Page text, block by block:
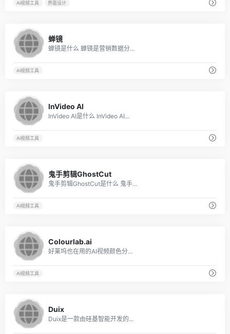
AI视频工具 界面设计
蝉镜
蝉镜是什么 蝉镜是营销数据分...
AI视频工具
InVideo AI
InVideo AI是什么 InVideo AI...
AI视频工具
鬼手剪辑GhostCut
鬼手剪辑GhostCut是什么 鬼手...
AI视频工具
Colourlab.ai
好莱坞也在用的AI视频颜色分...
AI视频工具
Duix
Duix是一款由硅基智能开发的...